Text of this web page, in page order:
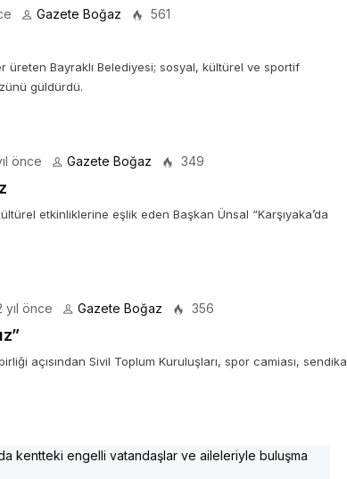
Gazete Boğaz 561
üreten Bayraklı Belediyesi; sosyal, kültürel ve sportif
güldürdü.
önce Gazete Boğaz 349
etkinliklerine eşlik eden Başkan Ünsal “Karşıyaka’da
yıl önce Gazete Boğaz 356
açısından Sivil Toplum Kuruluşları, spor camiası, sendika